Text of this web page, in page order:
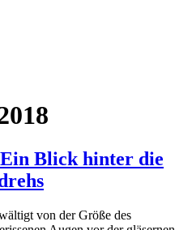
Blick hinter die
von der Größe des